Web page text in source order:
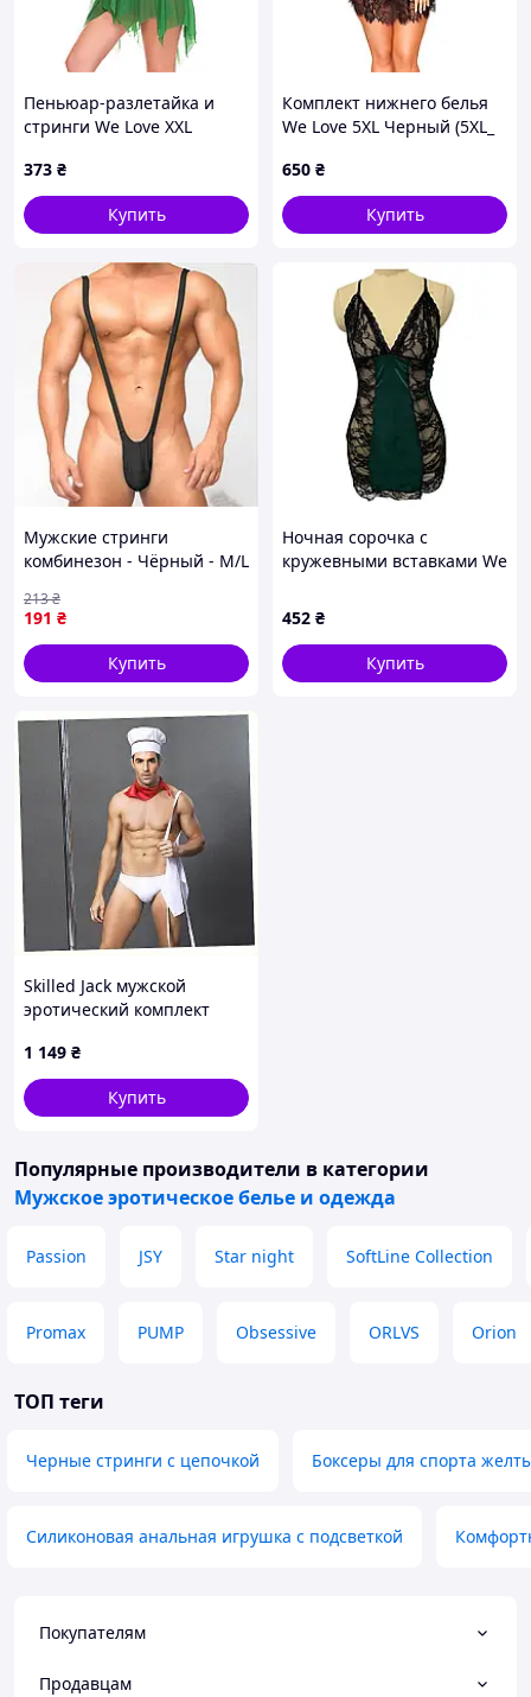
Пеньюар-разлетайка и
стринги We Love XXL
(Green_xxl_DLSC432)
373 ₴
Купить
Комплект нижнего белья
We Love 5XL Черный (5XL_
650 ₴
Купить
Мужские стринги
комбинезон - Чёрный - М/L
191 ₴
213₴
Купить
Ночная сорочка с
кружевными вставками We
(S_green_DLSC924) D12-
2026
452 ₴
Купить
Skilled Jack мужской
эротический комплект
1 149 ₴
Купить
Популярные производители в категории
Мужское эротическое белье и одежда
Passion JSY Star night SoftLine Collection
Promax PUMP Obsessive ORLVS Orion
ТОП теги
Черные стринги с цепочкой Боксеры для спорта
Силиконовая анальная игрушка с подсветкой
Покупателям
Продавцам